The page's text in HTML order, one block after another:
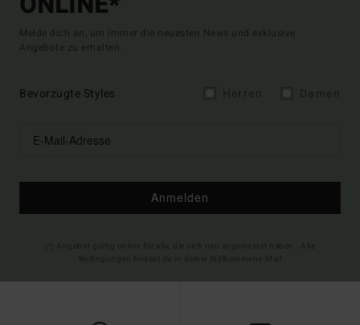
Melde dich an, um immer die neuesten News und exklusive
Angebote zu erhalten.
Bevorzugte Styles
Anmelden